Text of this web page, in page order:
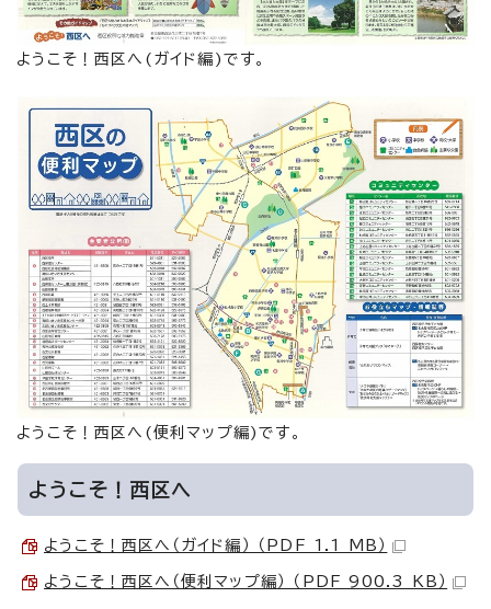
ようこそ！西区へ(ガイド編)です。
ようこそ！西区へ(便利マップ編)です。
ようこそ！西区へ
ようこそ！西区へ（ガイド編） （PDF 1.1 MB）
ようこそ！西区へ（便利マップ編） （PDF 900.3 KB）